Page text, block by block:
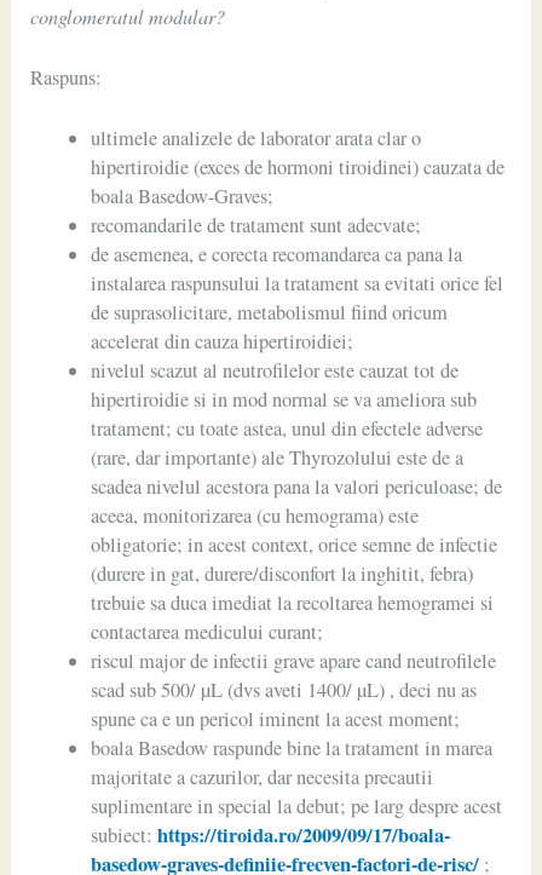
conglomeratul modular?
Raspuns:
ultimele analizele de laborator arata clar o
hipertiroidie (exces de hormoni tiroidinei) cauzata de
boala Basedow-Graves;
recomandarile de tratament sunt adecvate;
de asemenea, e corecta recomandarea ca pana la
instalarea raspunsului la tratament sa evitati orice fel
de suprasolicitare, metabolismul fiind oricum
accelerat din cauza hipertiroidiei;
nivelul scazut al neutrofilelor este cauzat tot de
hipertiroidie si in mod normal se va ameliora sub
tratament; cu toate astea, unul din efectele adverse
(rare, dar importante) ale Thyrozolului este de a
scadea nivelul acestora pana la valori periculoase; de
aceea, monitorizarea (cu hemograma) este
obligatorie; in acest context, orice semne de infectie
(durere in gat, durere/disconfort la inghitit, febra)
trebuie sa duca imediat la recoltarea hemogramei si
contactarea medicului curant;
riscul major de infectii grave apare cand neutrofilele
scad sub 500/ µL (dvs aveti 1400/ µL) , deci nu as
spune ca e un pericol iminent la acest moment;
boala Basedow raspunde bine la tratament in marea
majoritate a cazurilor, dar necesita precautii
suplimentare in special la debut; pe larg despre acest
subiect: https://tiroida.ro/2009/09/17/boala-
basedow-graves-definiie-frecven-factori-de-risc/;